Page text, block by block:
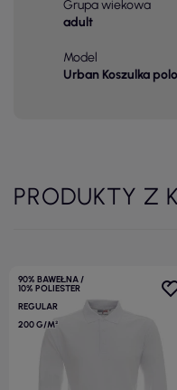
Grupa wiekowa
adult
Model
Urban Koszulka
PRODUKTY Z
90% BAWEŁNA /
10% POLIESTER
REGULAR
200 G/M²